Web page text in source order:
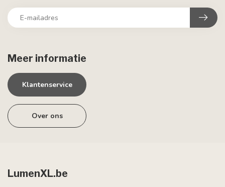
Meer informatie
Klantenservice
Over ons
LumenXL.be